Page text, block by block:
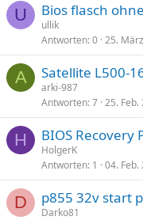
U Bios flasch
ullik
Antworten 0 25.
A Satellite L500-
arki-987
Antworten 7 25. Feb.
H BIOS Recovery
HolgerK
Antworten 1 04. Feb.
D p855 32v start
Darko81